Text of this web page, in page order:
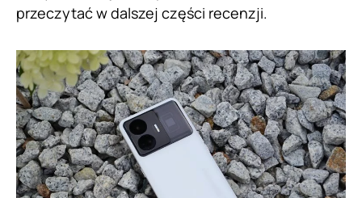
przeczytać w dalszej części recenzji.